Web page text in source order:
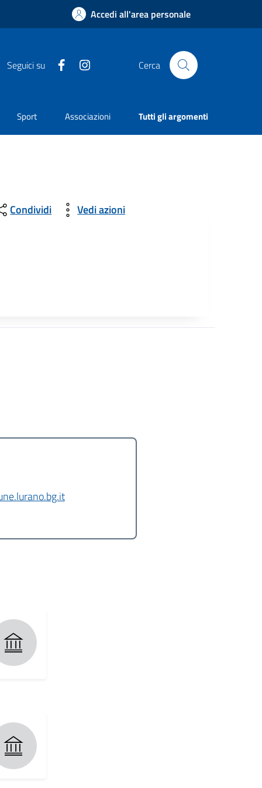
Accedi all'area personale
Seguici su Facebook Cerca
Sport Associazioni Tutti gli argomenti
Condividi Vedi azioni